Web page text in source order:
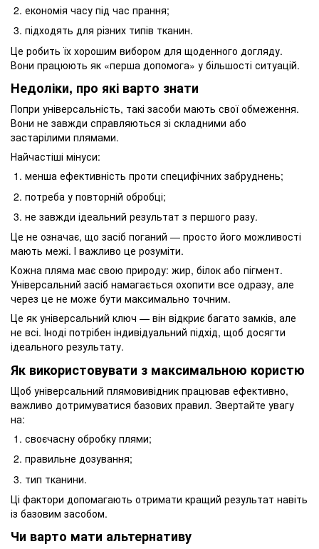
економія часу під час прання;
підходять для різних типів тканин.
Це робить їх хорошим вибором для щоденного догляду.
Вони працюють як «перша допомога» у більшості ситуацій.
Недоліки, про які варто знати
Попри універсальність, такі засоби мають свої обмеження.
Вони не завжди справляються зі складними або
застарілими плямами.
Найчастіші мінуси:
менша ефективність проти специфічних забруднень;
потреба у повторній обробці;
не завжди ідеальний результат з першого разу.
Це не означає, що засіб поганий — просто його можливості
мають межі. І важливо це розуміти.
Кожна пляма має свою природу: жир, білок або пігмент.
Універсальний засіб намагається охопити все одразу, але
через це не може бути максимально точним.
Це як універсальний ключ — він відкриє багато замків, але
не всі. Іноді потрібен індивідуальний підхід, щоб досягти
ідеального результату.
Як використовувати з максимальною користю
Щоб універсальний плямовивідник працював ефективно,
важливо дотримуватися базових правил. Звертайте увагу
на:
своєчасну обробку плями;
правильне дозування;
тип тканини.
Ці фактори допомагають отримати кращий результат навіть
із базовим засобом.
Чи варто мати альтернативу